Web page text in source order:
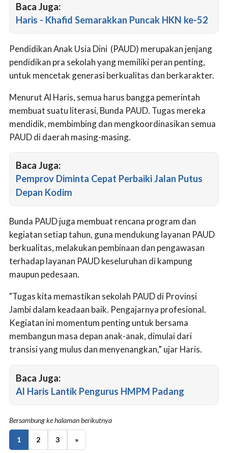
Baca Juga:
Haris - Khafid Semarakkan Puncak HKN ke-52
Pendidikan Anak Usia Dini (PAUD) merupakan jenjang
pendidikan pra sekolah yang memiliki peran penting,
untuk mencetak generasi berkualitas dan berkarakter.
Menurut Al Haris, semua harus bangga pemerintah
membuat suatu literasi, Bunda PAUD. Tugas mereka
mendidik, membimbing dan mengkoordinasikan semua
PAUD di daerah masing-masing.
Baca Juga:
Pemprov Diminta Cepat Perbaiki Jalan Putus
Depan Kodim
Bunda PAUD juga membuat rencana program dan
kegiatan setiap tahun, guna mendukung layanan PAUD
berkualitas, melakukan pembinaan dan pengawasan
terhadap layanan PAUD keseluruhan di kampung
maupun pedesaan.
"Tugas kita memastikan sekolah PAUD di Provinsi
Jambi dalam keadaan baik. Pengajarnya profesional.
Kegiatan ini momentum penting untuk bersama
membangun masa depan anak-anak, dimulai dari
transisi yang mulus dan menyenangkan,” ujar Haris.
Baca Juga:
Al Haris Lantik Pengurus HMPM Padang
Bersambung ke halaman berikutnya
1 2 3 »